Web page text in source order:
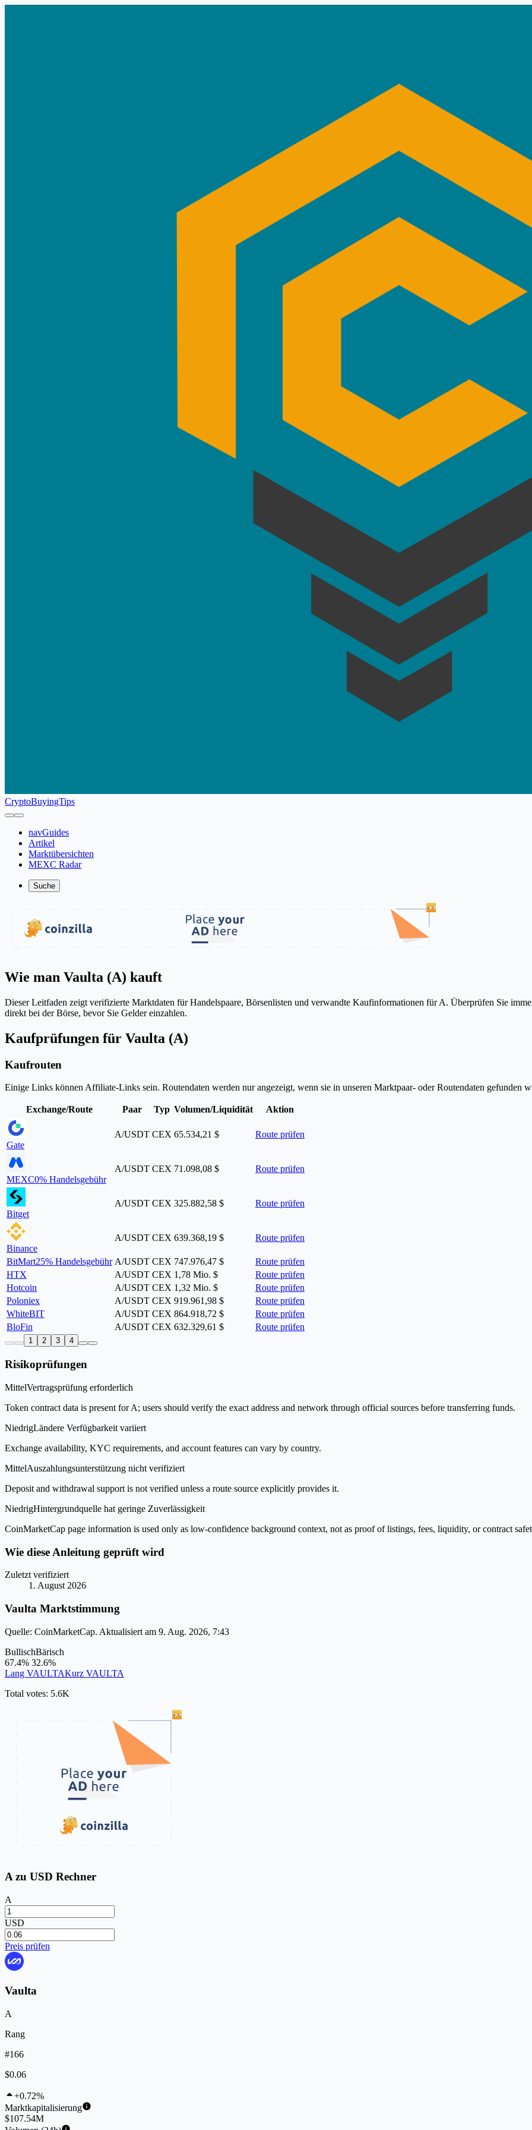
CryptoBuyingTips
navGuides
Artikel
Marktübersichten
MEXC Radar
Suche
Wie man Vaulta (A) kauft
Dieser Leitfaden zeigt verifizierte Marktdaten für Handelspaare, Börsenlisten und verwandte Kaufinformationen für A. Überprüfen Sie
direkt bei der Börse, bevor Sie Gelder einzahlen.
Kaufprüfungen für Vaulta (A)
Kaufrouten
Einige Links können Affiliate-Links sein. Routendaten werden nur angezeigt, wenn sie in unseren Marktpaar- oder Routendaten gefunden
Exchange/Route Paar Typ Volumen/Liquidität Aktion
Gate
A/USDT CEX 65.534,21 $ Route prüfen
MEXC0% Handelsgebühr
A/USDT CEX 71.098,08 $ Route prüfen
Bitget
A/USDT CEX 325.882,58 $ Route prüfen
Binance
A/USDT CEX 639.368,19 $ Route prüfen
BitMart25% Handelsgebühr A/USDT CEX 747.976,47 $
Route prüfen
HTX
A/USDT CEX 1,78 Mio. $
Route prüfen
Hotcoin
A/USDT CEX 1,32 Mio. $
Route prüfen
Poloniex
A/USDT CEX 919.961,98 $
Route prüfen
WhiteBIT
A/USDT CEX 864.918,72 $
Route prüfen
BloFin
A/USDT CEX 632.329,61 $ Route prüfen
1 2 3 4
Risikoprüfungen
MittelVertragsprüfung erforderlich
Token contract data is present for A; users should verify the exact address and network through official sources before transferring funds.
NiedrigLändere Verfügbarkeit variiert
Exchange availability, KYC requirements, and account features can vary by country.
MittelAuszahlungsunterstützung nicht verifiziert
Deposit and withdrawal support is not verified unless a route source explicitly provides it.
NiedrigHintergrundquelle hat geringe Zuverlässigkeit
CoinMarketCap page information is used only as low-confidence background context, not as proof of listings, fees, liquidity, or contract
Wie diese Anleitung geprüft wird
Zuletzt verifiziert
1. August 2026
Vaulta Marktstimmung
Quelle: CoinMarketCap. Aktualisiert am 9. Aug. 2026, 7:43
BullischBärisch
67.4% 32.6%
Lang VAULTAKurz VAULTA
Total votes: 5.6K
A zu USD Rechner
A
USD
Preis prüfen
Vaulta
A
Rang
#166
$0.06
+0.72%
Marktkapitalisierung
$107.54M